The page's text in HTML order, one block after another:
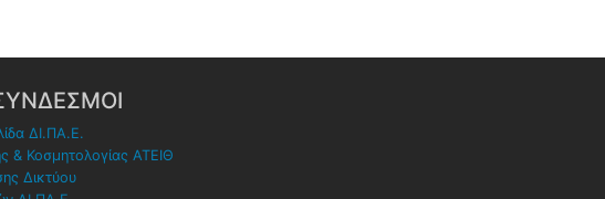
ΔΙ.ΠΑ.Ε.
& Κοσμητολογίας ΑΤΕΙΘ
Δικτύου